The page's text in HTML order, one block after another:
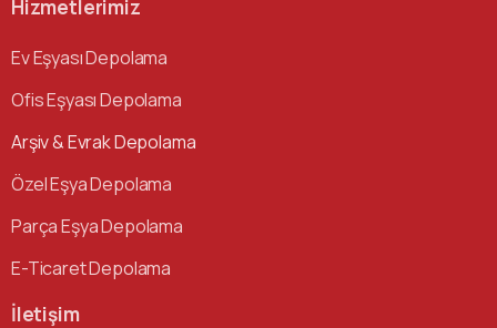
Hizmetlerimiz
Ev Eşyası Depolama
Ofis Eşyası Depolama
Arşiv & Evrak Depolama
Özel Eşya Depolama
Parça Eşya Depolama
E-Ticaret Depolama
İletişim